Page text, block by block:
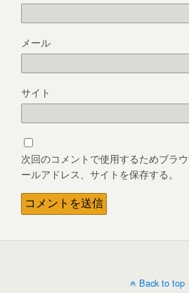
メール
サイト
次回のコメントで使用するためブラ
ールアドレス、サイトを保存する。
Back to top